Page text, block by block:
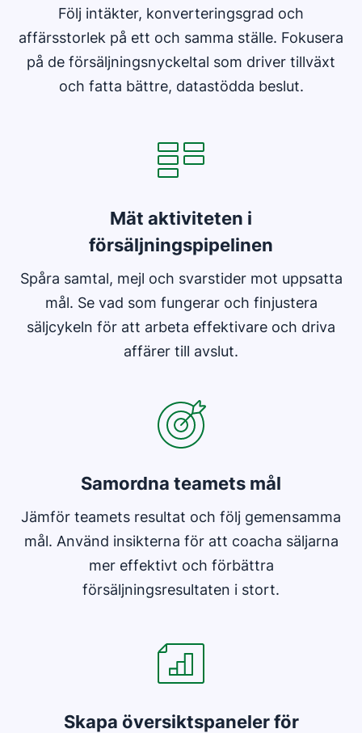
Följ intäkter, konverteringsgrad och
affärsstorlek på ett och samma ställe. Fokusera
på de försäljningsnyckeltal som driver tillväxt
och fatta bättre, datastödda beslut.
Mät aktiviteten i
försäljningspipelinen
Spåra samtal, mejl och svarstider mot uppsatta
mål. Se vad som fungerar och finjustera
säljcykeln för att arbeta effektivare och driva
affärer till avslut.
Samordna teamets mål
Jämför teamets resultat och följ gemensamma
mål. Använd insikterna för att coacha säljarna
mer effektivt och förbättra
försäljningsresultaten i stort.
Skapa översiktspaneler för